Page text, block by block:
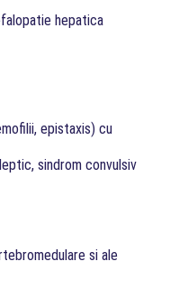
hepatica
epistaxis) cu
sindrom convulsiv
si ale